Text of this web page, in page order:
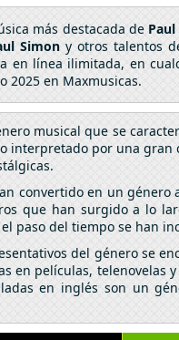
más destacada de
Simon y otros talentos
en línea ilimitada, en
2025 en Maxmusicas.
musical que se
interpretado por una
convertido en un
que han surgido a lo
paso del tiempo se han
del género se
en películas, telenovelas
en inglés son un